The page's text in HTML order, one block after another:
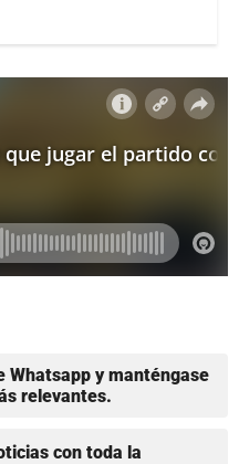
Whatsapp y manténgase
relevantes.
con toda la